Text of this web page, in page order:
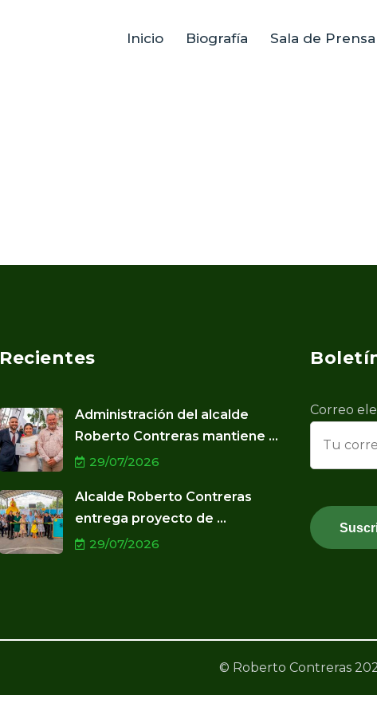
Inicio Biografía Sala de Prensa
Recientes
Administración del alcalde
Roberto Contreras mantiene ...
29/07/2026
Alcalde Roberto Contreras
entrega proyecto de ...
29/07/2026
Correo
© Roberto Contreras